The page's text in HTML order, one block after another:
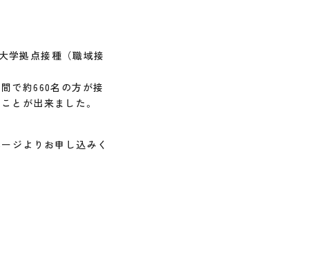
学拠点接種（職域接
で約660名の方が接
とが出来ました。
ジよりお申し込みく